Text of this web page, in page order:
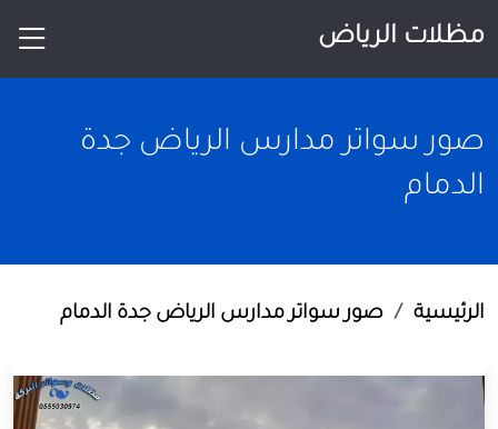
مظلات الرياض
صور سواتر مدارس الرياض جدة
الدمام
الرئيسية صور سواتر مدارس الرياض جدة الدمام